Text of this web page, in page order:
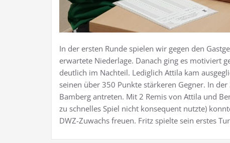
In der ersten Runde spielen wir gegen den
erwartete Niederlage. Danach ging es motiviert
deutlich im Nachteil. Lediglich Attila kam
seinen über 350 Punkte stärkeren Gegner. In
Bamberg antreten. Mit 2 Remis von Attila und
zu schnelles Spiel nicht konsequent nutzte)
DWZ-Zuwachs freuen. Fritz spielte sein erstes